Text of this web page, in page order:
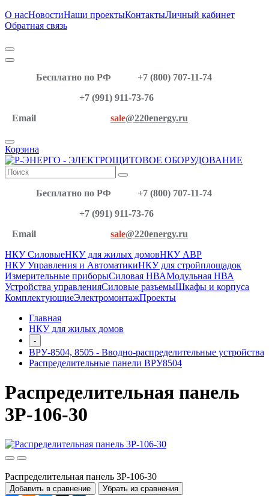
О насНовостиНаши проектыКонтактыЛичный кабинет
Обратная связь
Бесплатно по РФ
+7 (800) 707-11-74
+7 (991) 911-73-76
Email
sale@220energy.ru
Корзина
Бесплатно по РФ
+7 (800) 707-11-74
+7 (991) 911-73-76
Email
sale@220energy.ru
НКУ СиловыеНКУ для жилых домовНКУ АВР
НКУ Управления и АвтоматикиНКУ для стройплощадок
Измерительные приборыСиловая НВАМодульная НВА
Устройства управленияСиловые разъемыШкафы и корпуса
КомплектующиеЭлектромонтажПроекты
Главная
НКУ для жилых домов
-
ВРУ-8504, 8505 - Вводно-распределительные устройства
Распределительные панели ВРУ8504
Распределительная панель
3P-106-30
Распределительная панель 3P-106-30
Добавить в сравнение Убрать из сравнения